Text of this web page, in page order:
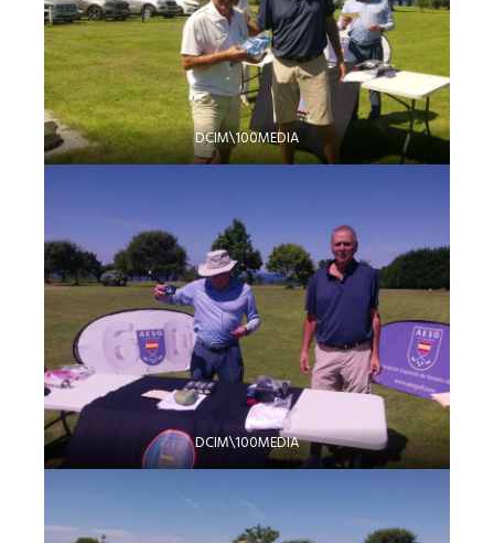
DCIM\100MEDIA
DCIM\100MEDIA